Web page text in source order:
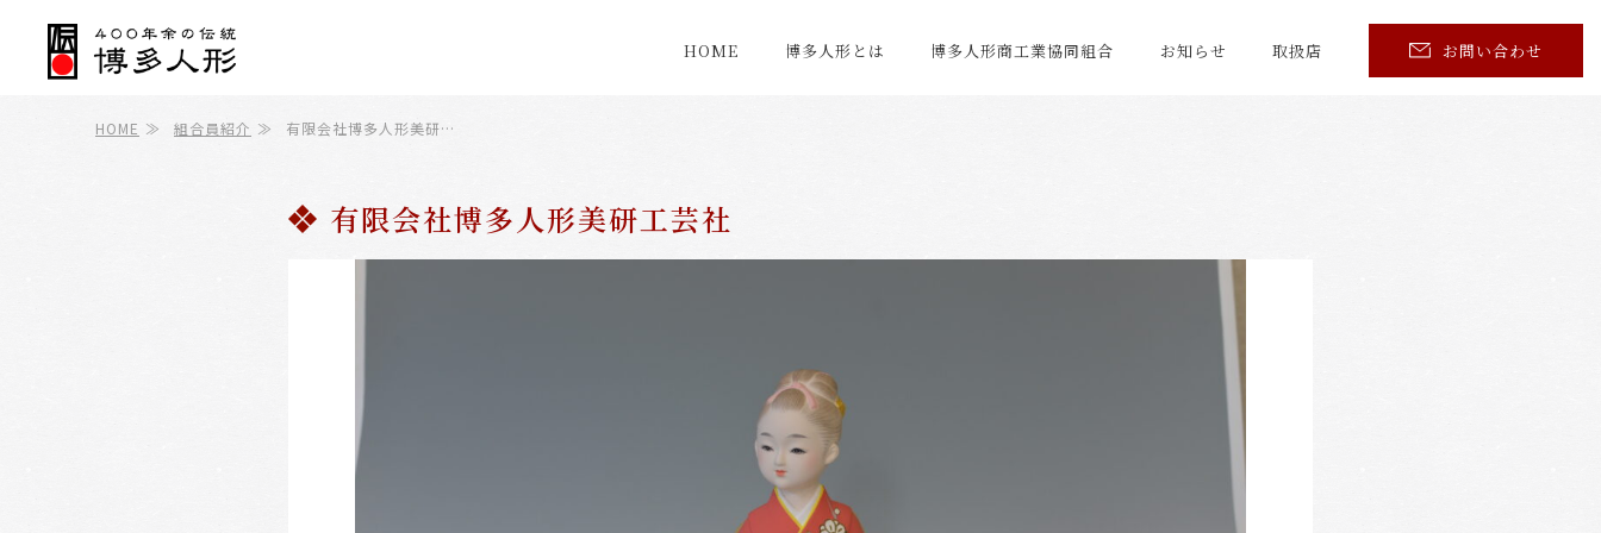
HOME 博多人形とは 博多人形商工業協同組合 お知らせ 取扱店 お問い合わせ
HOME ≫ 組合員紹介 ≫ 有限会社博多人形美研…
有限会社博多人形美研工芸社